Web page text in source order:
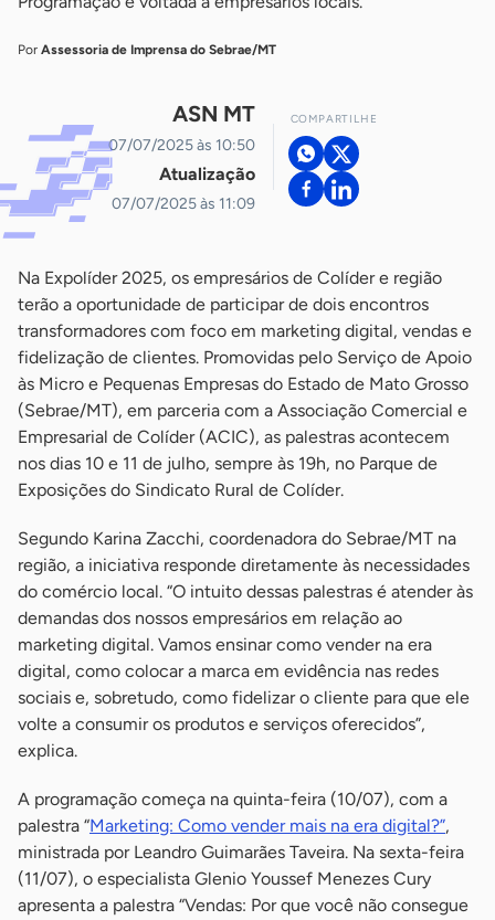
Por Assessoria de Imprensa do Sebrae/MT
ASN MT
07/07/2025 às 10:50
Atualização
07/07/2025 às 11:09
COMPARTILHE
Na Expolíder 2025, os empresários de Colíder e região
terão a oportunidade de participar de dois encontros
transformadores com foco em marketing digital, vendas e
fidelização de clientes. Promovidas pelo Serviço de Apoio
às Micro e Pequenas Empresas do Estado de Mato Grosso
(Sebrae/MT), em parceria com a Associação Comercial e
Empresarial de Colíder (ACIC), as palestras acontecem
nos dias 10 e 11 de julho, sempre às 19h, no Parque de
Exposições do Sindicato Rural de Colíder.
Segundo Karina Zacchi, coordenadora do Sebrae/MT na
região, a iniciativa responde diretamente às necessidades
do comércio local. “O intuito dessas palestras é atender às
demandas dos nossos empresários em relação ao
marketing digital. Vamos ensinar como vender na era
digital, como colocar a marca em evidência nas redes
sociais e, sobretudo, como fidelizar o cliente para que ele
volte a consumir os produtos e serviços oferecidos”,
explica.
A programação começa na quinta-feira (10/07), com a
palestra “Marketing: Como vender mais na era digital?”,
ministrada por Leandro Guimarães Taveira. Na sexta-feira
(11/07), o especialista Glenio Youssef Menezes Cury
apresenta a palestra “Vendas: Por que você não consegue